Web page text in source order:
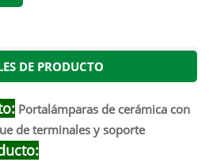
DE PRODUCTO
Portalámparas de cerámica con
de terminales y soporte